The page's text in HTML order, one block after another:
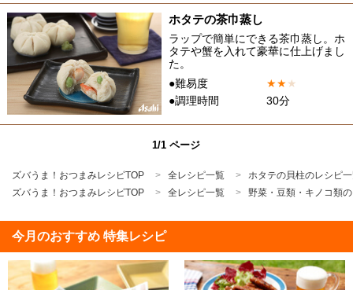
ホタテの茶巾蒸し
ラップで簡単にできる茶巾蒸し。ホ
タテや蟹を入れて豪華に仕上げまし
た。
●難易度
★★★
●調理時間
30分
1/1 ページ
ズバうま！おつまみレシピTOP 全レシピ一覧
ホタテの貝柱のレシピ
ズバうま！おつまみレシピTOP
全レシピ一覧 野菜・豆類・キノコ類
今月のおすすめ 特集レシピ